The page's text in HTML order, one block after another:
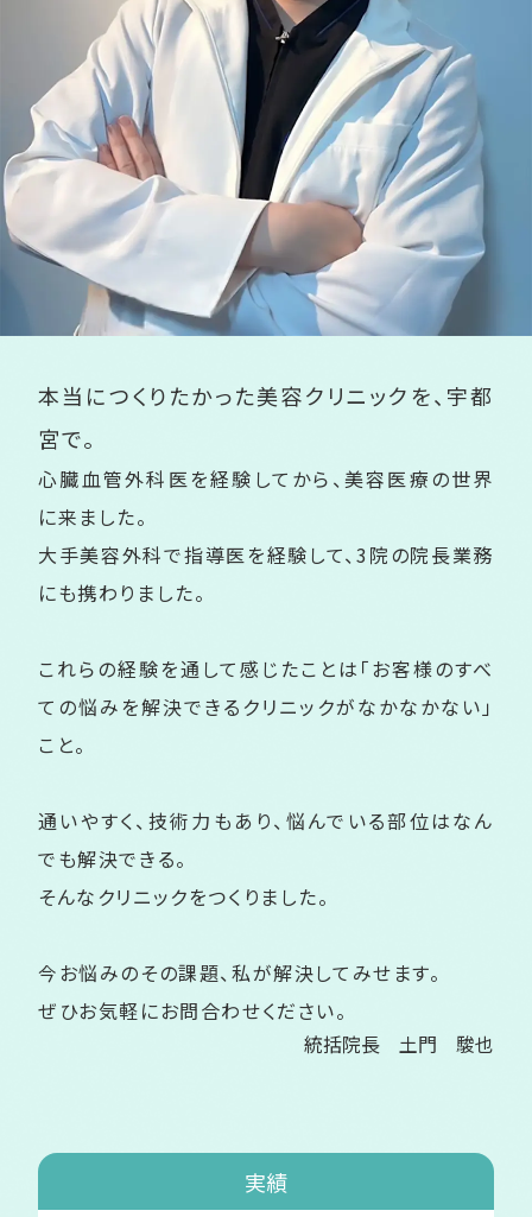
本当につくりたかった美容クリニックを、 宇都
宮で。
心臓血管外科医を経験してから、美容医療の世界
に来ました。
大手美容外科で指導医を経験して、3院の院長業務
にも携わりました。
これらの経験を通して感じたことは「お客様のすべ
ての悩みを解決できるクリニックがなかなかない」
こと。
通いやすく、技術力もあり、悩んでいる部位はなん
でも解決できる。
そんなクリニックをつくりました。
今お悩みのその課題、私が解決してみせます。
ぜひお気軽にお問合わせください。
統括院長 土門 駿也
実績